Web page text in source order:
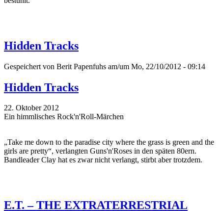
Hidden Tracks
Gespeichert von Berit Papenfuhs am/um Mo, 22/10/2012 - 09:14
Hidden Tracks
22. Oktober 2012
Ein himmlisches Rock'n'Roll-Märchen
„Take me down to the paradise city where the grass is green and the
girls are pretty“, verlangten Guns'n'Roses in den späten 80ern.
Bandleader Clay hat es zwar nicht verlangt, stirbt aber trotzdem.
E.T. – THE EXTRATERRESTRIAL